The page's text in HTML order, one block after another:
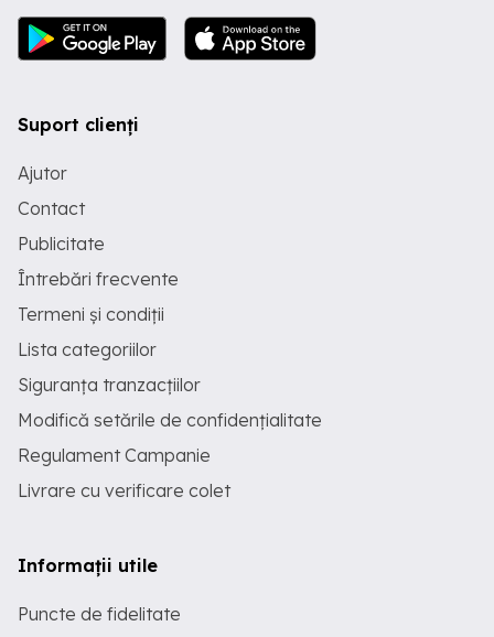
Suport clienți
Ajutor
Contact
Publicitate
Întrebări frecvente
Termeni și condiții
Lista categoriilor
Siguranța tranzacțiilor
Modifică setările de confidențialitate
Regulament Campanie
Livrare cu verificare colet
Informații utile
Puncte de fidelitate